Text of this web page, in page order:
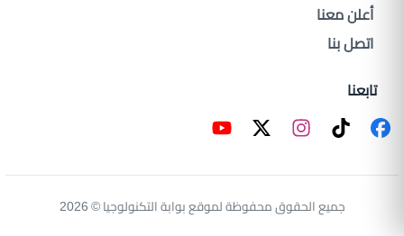
أعلن معنا
اتصل بنا
تابعنا
جميع الحقوق محفوظة لموقع بوابة التكنولوجيا © 2026